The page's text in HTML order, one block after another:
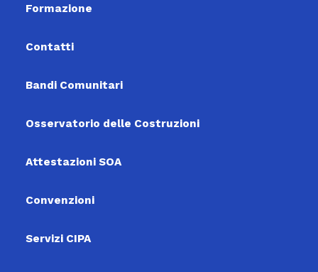
Formazione
Contatti
Bandi Comunitari
Osservatorio delle Costruzioni
Attestazioni SOA
Convenzioni
Servizi CIPA